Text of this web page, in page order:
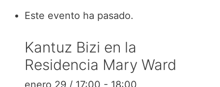
Este evento ha pasado.
Kantuz Bizi en la
Residencia Mary Ward
enero 29 / 17:00 - 18:00